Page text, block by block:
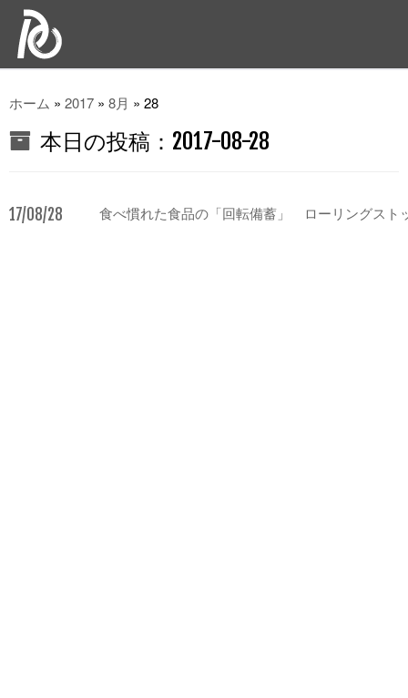
ホーム » 2017 » 8月 » 28
本日の投稿： 2017-08-28
17/08/28 食べ慣れた食品の「回転備蓄」 ローリングスト